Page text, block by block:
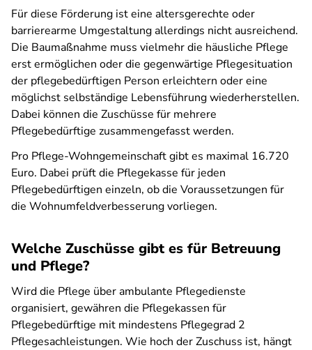
Für diese Förderung ist eine altersgerechte oder
barrierearme Umgestaltung allerdings nicht ausreichend.
Die Baumaßnahme muss vielmehr die häusliche Pflege
erst ermöglichen oder die gegenwärtige Pflegesituation
der pflegebedürftigen Person erleichtern oder eine
möglichst selbständige Lebensführung wiederherstellen.
Dabei können die Zuschüsse für mehrere
Pflegebedürftige zusammengefasst werden.
Pro Pflege-Wohngemeinschaft gibt es maximal 16.720
Euro. Dabei prüft die Pflegekasse für jeden
Pflegebedürftigen einzeln, ob die Voraussetzungen für
die Wohnumfeldverbesserung vorliegen.
Welche Zuschüsse gibt es für Betreuung
und Pflege?
Wird die Pflege über ambulante Pflegedienste
organisiert, gewähren die Pflegekassen für
Pflegebedürftige mit mindestens Pflegegrad 2
Pflegesachleistungen. Wie hoch der Zuschuss ist, hängt